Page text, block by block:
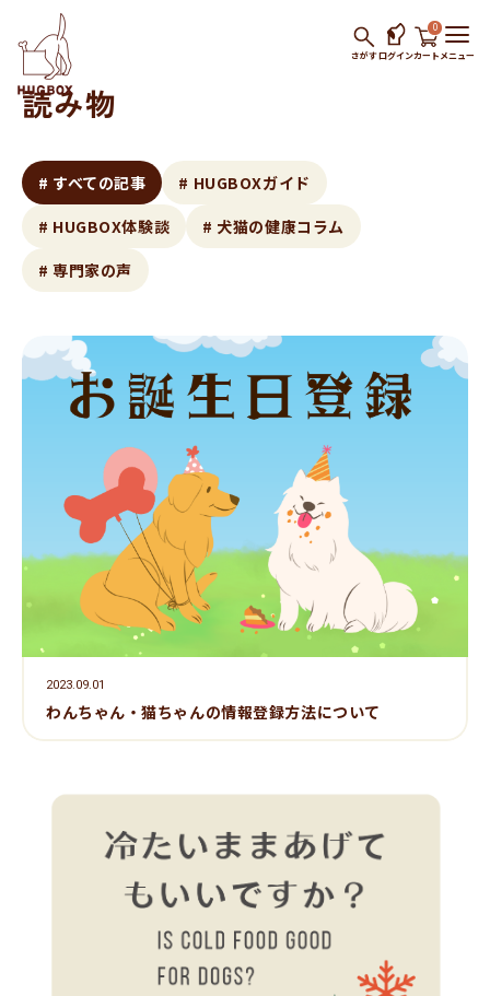
さがすログインカート
0
メニュー
読み物
# すべての記事
# HUGBOXガイド
# HUGBOX体験談
# 犬猫の健康コラム
# 専門家の声
2023.09.01
わんちゃん・猫ちゃんの情報登録方法について